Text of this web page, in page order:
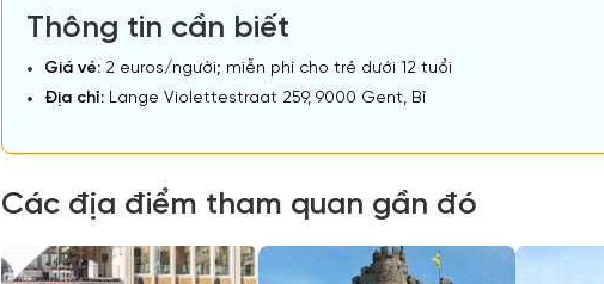
Thông tin cần biết
Giá vé: 2 euros/người; miễn phí cho trẻ dưới 12 tuổi
Địa chỉ: Lange Violettestraat 259, 9000 Gent, Bỉ
Các địa điểm tham quan gần đó